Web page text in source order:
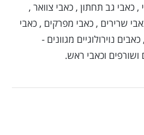
כאבי גב תחתון , כאבי צוואר ,
שרירים , כאבי מפרקים , כאבי
נוירולוגיים מגוונים -
ושורפים וכאבי ראש.